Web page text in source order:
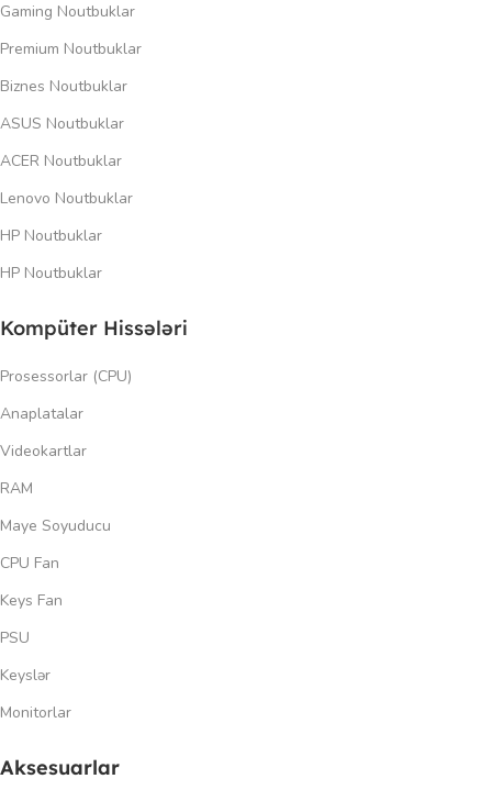
Gaming Noutbuklar
Premium Noutbuklar
Biznes Noutbuklar
ASUS Noutbuklar
ACER Noutbuklar
Lenovo Noutbuklar
HP Noutbuklar
HP Noutbuklar
Kompüter Hissələri
Prosessorlar (CPU)
Anaplatalar
Videokartlar
RAM
Maye Soyuducu
CPU Fan
Keys Fan
PSU
Keyslər
Monitorlar
Aksesuarlar